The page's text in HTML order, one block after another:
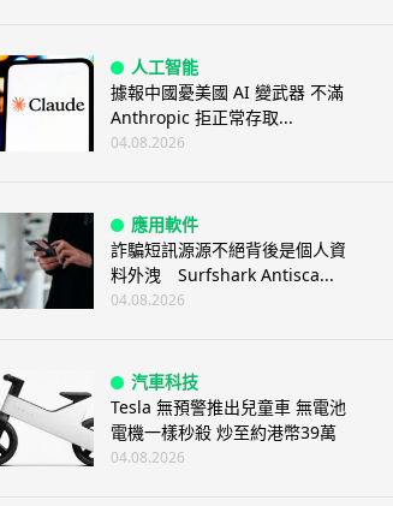
人工智能
據報中國憂美國 AI 變武器 不滿
Anthropic 拒正常存取...
04.08.2026
應用軟件
詐騙短訊源源不絕背後是個人資
料外洩 Surfshark Antisca...
04.08.2026
汽車科技
Tesla 無預警推出兒童車 無電池
電機一樣秒殺 炒至約港幣39萬
04.08.2026